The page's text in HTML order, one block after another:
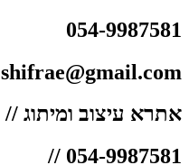
054-9987581
shifrae@gmail.com ​
אתרא עיצוב ומיתוג //
054-9987581 //